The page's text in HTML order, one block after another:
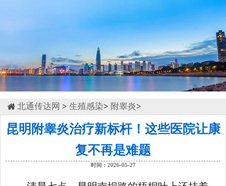
北通传达网 > 生殖感染> 附睾炎>
昆明附睾炎治疗新标杆！这些医院让康
复不再是难题
时间：2026-05-27